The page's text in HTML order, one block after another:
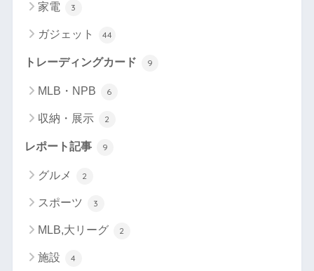
家電 3
ガジェット 44
トレーディングカード 9
MLB・NPB 6
収納・展示 2
レポート記事 9
グルメ 2
スポーツ 3
MLB,大リーグ 2
施設 4